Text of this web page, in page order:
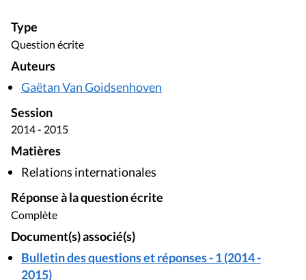
Type
Question écrite
Auteurs
Gaëtan Van Goidsenhoven
Session
2014 - 2015
Matières
Relations internationales
Réponse à la question écrite
Complète
Document(s) associé(s)
Bulletin des questions et réponses - 1 (2014 -
2015)